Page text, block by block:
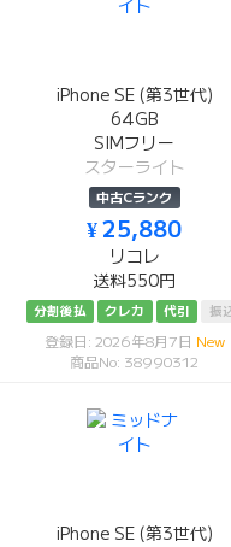
iPhone SE (第3世代)
64GB
SIMフリー
スターライト
中古Cランク
¥ 25,880
リコレ
送料550円
分割後払 クレカ 代引 振
登録日: 2026年8月7日 New
商品No: 38990312
iPhone SE (第3世代)